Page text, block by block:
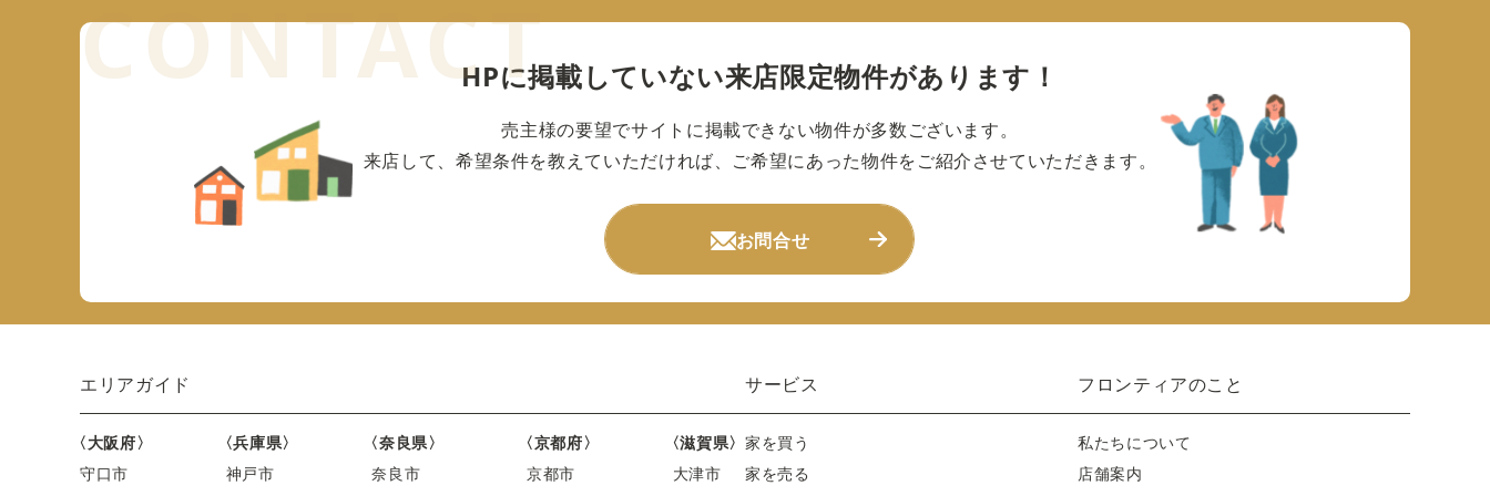
HPに掲載していない来店限定物件があります！
売主様の要望でサイトに掲載できない物件が多数ございます。
来店して、希望条件を教えていただければ、ご希望にあった物件をご紹介させていただきます。
お問合せ
エリアガイド
〈大阪府〉
守口市
〈兵庫県〉
神戸市
〈奈良県〉
奈良市
〈京都府〉
京都市
〈滋賀県〉
大津市
サービス
家を買う
家を売る
フロンティアのこと
私たちについて
店舗案内